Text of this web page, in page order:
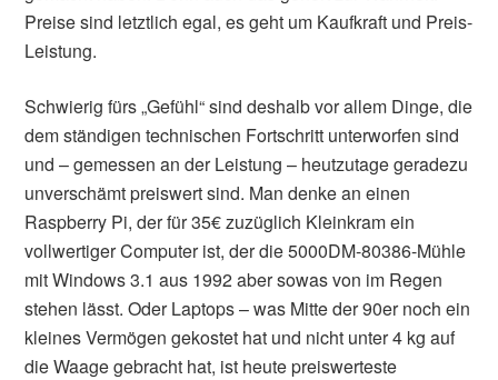
Preise sind letztlich egal, es geht um Kaufkraft und Preis-
Leistung.
Schwierig fürs „Gefühl“ sind deshalb vor allem Dinge, die
dem ständigen technischen Fortschritt unterworfen sind
und – gemessen an der Leistung – heutzutage geradezu
unverschämt preiswert sind. Man denke an einen
Raspberry Pi, der für 35€ zuzüglich Kleinkram ein
vollwertiger Computer ist, der die 5000DM-80386-Mühle
mit Windows 3.1 aus 1992 aber sowas von im Regen
stehen lässt. Oder Laptops – was Mitte der 90er noch ein
kleines Vermögen gekostet hat und nicht unter 4 kg auf
die Waage gebracht hat, ist heute preiswerteste